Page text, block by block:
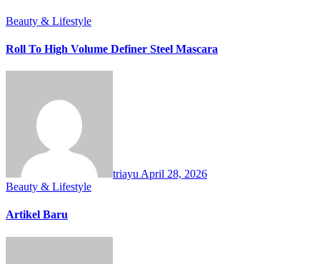
Beauty & Lifestyle
Roll To High Volume Definer Steel Mascara
triayu April 28, 2026
Beauty & Lifestyle
Artikel Baru